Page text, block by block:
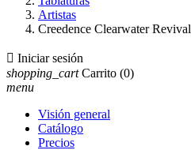
Artistas
Creedence Clearwater Revival
 Iniciar sesión
shopping_cart Carrito (0)
menu
Visión general
Catálogo
Precios